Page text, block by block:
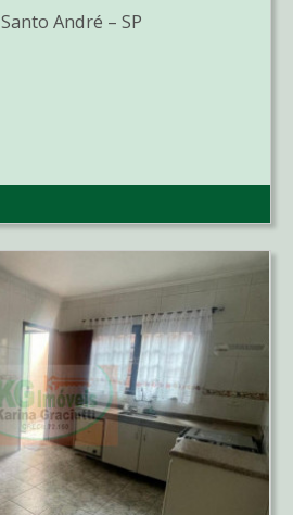
Santo André – SP